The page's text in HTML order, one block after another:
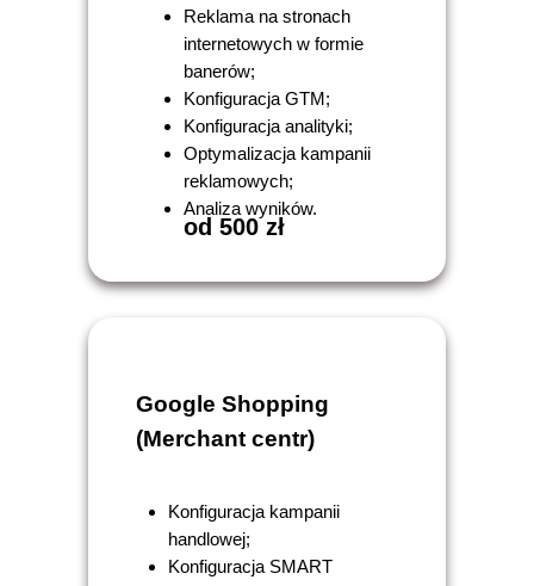
Reklama na stronach
internetowych w formie
banerów;
Konfiguracja GTM;
Konfiguracja analityki;
Optymalizacja kampanii
reklamowych;
Analiza wyników.
od 500 zł
Google Shopping
(Merchant centr)
Konfiguracja kampanii
handlowej;
Konfiguracja SMART